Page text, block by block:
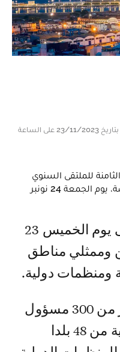
في 23/11/2023 على الساعة 22:15, تحديث بتاريخ 23/11/2023 على الساعة
للملتقى السنوي
للمناطق الاقتصادية الإفريقية الخاصة، يوم الجمعة 24 نونبر
وممثلي مناطق
ومنظمات دولية.
ويشارك في الملتقى أكثر من 300 مسؤول
وممثل للمناطق الاقتصادية من 48 بلدا